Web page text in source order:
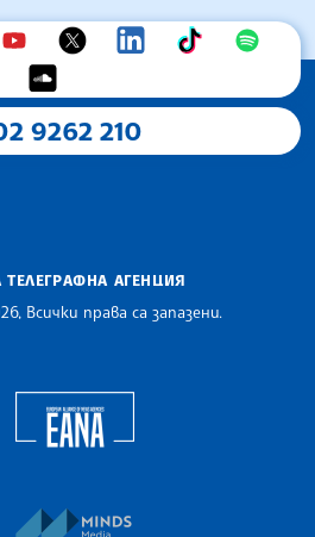
9262 210
ТЕЛЕГРАФНА АГЕНЦИЯ
Всички права са запазени.
Assocoation of the Balkan News Agencies
Newsroom